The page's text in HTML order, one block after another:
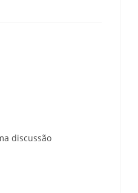
discussão